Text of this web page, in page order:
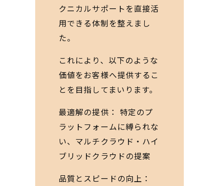
クニカルサポートを直接活
用できる体制を整えまし
た。
これにより、以下のような
価値をお客様へ提供するこ
とを目指してまいります。
最適解の提供： 特定のプ
ラットフォームに縛られな
い、マルチクラウド・ハイ
ブリッドクラウドの提案
品質とスピードの向上：